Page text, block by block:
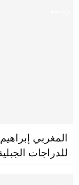
المغربي
للدراجات